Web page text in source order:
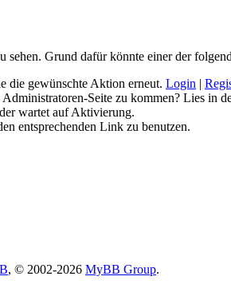
Grund dafür könnte einer der
die gewünschte Aktion erneut. Login |
Seite zu kommen? Lies in
wartet auf Aktivierung.
entsprechenden Link zu benutzen.
, © 2002-2026 MyBB Group.